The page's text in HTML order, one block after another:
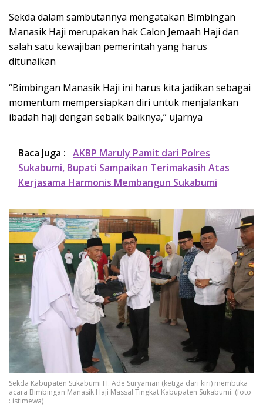
Sekda dalam sambutannya mengatakan Bimbingan
Manasik Haji merupakan hak Calon Jemaah Haji dan
salah satu kewajiban pemerintah yang harus
ditunaikan
“Bimbingan Manasik Haji ini harus kita jadikan sebagai
momentum mempersiapkan diri untuk menjalankan
ibadah haji dengan sebaik baiknya,” ujarnya
Baca Juga : AKBP Maruly Pamit dari Polres
Sukabumi, Bupati Sampaikan Terimakasih Atas
Kerjasama Harmonis Membangun Sukabumi
Sekda Kabupaten Sukabumi H. Ade Suryaman (ketiga dari kiri) membuka
acara Bimbingan Manasik Haji Massal Tingkat Kabupaten Sukabumi. (foto
: istimewa)